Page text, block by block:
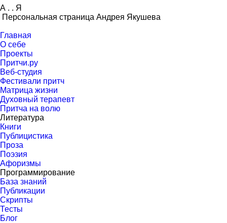
А . . Я
Персональная страница Андрея Якушева
Главная
О себе
Проекты
Притчи.ру
Веб-студия
Фестивали притч
Матрица жизни
Духовный терапевт
Притча на волю
Литература
Книги
Публицистика
Проза
Поэзия
Афоризмы
Программирование
База знаний
Публикации
Скрипты
Тесты
Блог